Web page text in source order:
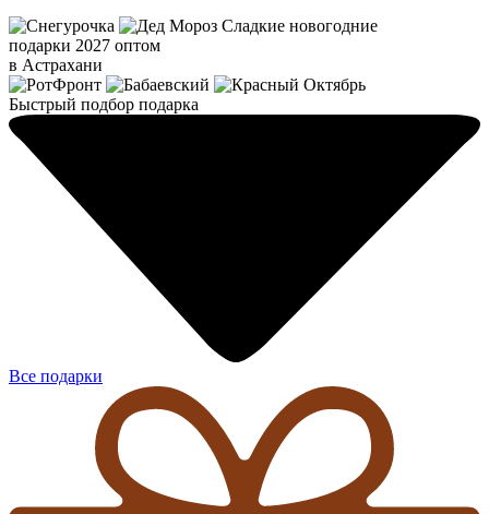
Сладкие новогодние
подарки 2027 оптом
в Астрахани
Быстрый подбор подарка
Все подарки